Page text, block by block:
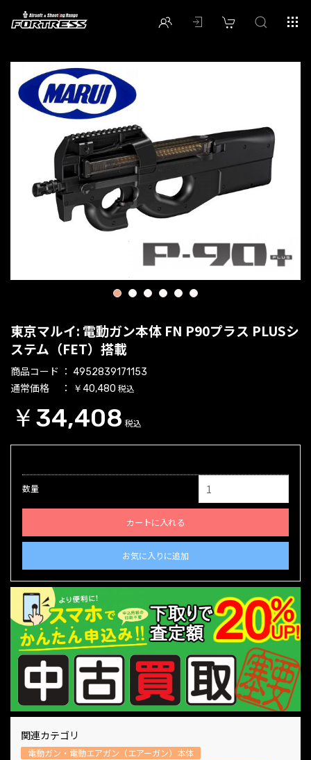
1 2 3 4 5 6
東京マルイ: 電動ガン本体 FN P90プラス PLUSシ
ステム（FET）搭載
商品コード 4952839171153
通常価格 ￥40,480 税込
￥34,408 税込
数量
カートに入れる
お気に入りに追加
関連カテゴリ
電動ガン・電動エアガン（エアーガン）本体